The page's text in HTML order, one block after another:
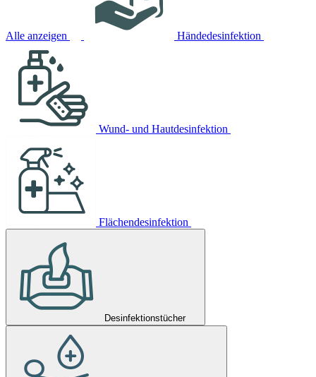
Alle anzeigen Händedesinfektion
Wund- und Hautdesinfektion
Flächendesinfektion
Desinfektionstücher